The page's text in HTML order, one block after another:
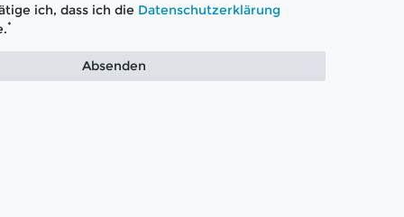
ich, dass ich die Daten­schutz­erklärung
*
Absenden